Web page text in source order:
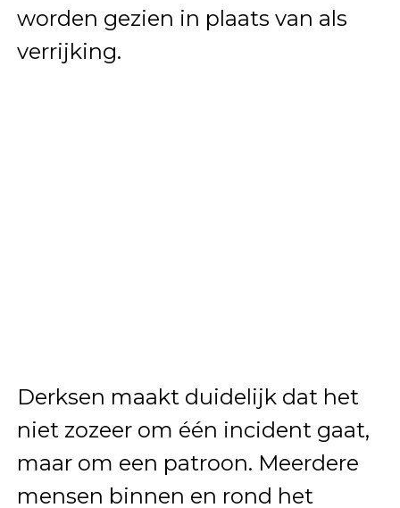
worden gezien in plaats van als
verrijking.
Derksen maakt duidelijk dat het
niet zozeer om één incident gaat,
maar om een patroon. Meerdere
mensen binnen en rond het